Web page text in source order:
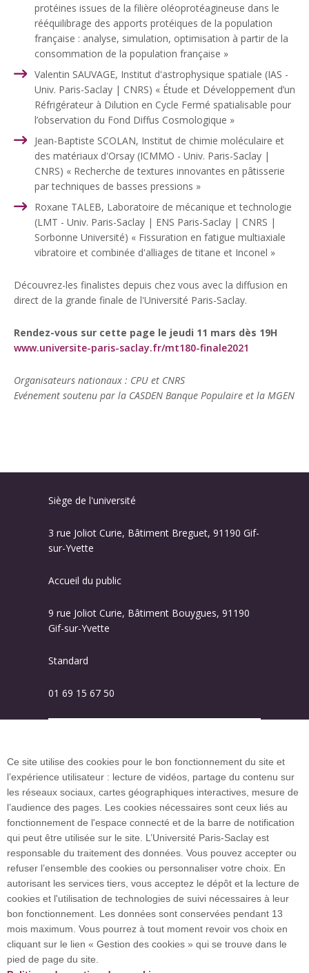
protéines issues de la filière oléoprotéagineuse dans le
rééquilibrage des apports protéiques de la population
française : analyse, simulation, optimisation à partir de la
consommation de la population française »
Valentin SAUVAGE, Institut d'astrophysique spatiale (IAS -
Univ. Paris-Saclay | CNRS) « Étude et Développement d’un
Réfrigérateur à Dilution en Cycle Fermé spatialisable pour
l’observation du Fond Diffus Cosmologique »
Jean-Baptiste SCOLAN, Institut de chimie moléculaire et
des matériaux d'Orsay (ICMMO - Univ. Paris-Saclay |
CNRS) « Recherche de textures innovantes en pâtisserie
par techniques de basses pressions »
Roxane TALEB, Laboratoire de mécanique et technologie
(LMT - Univ. Paris-Saclay | ENS Paris-Saclay | CNRS |
Sorbonne Université) « Fissuration en fatigue multiaxiale
vibratoire et combinée d'alliages de titane et Inconel »
Découvrez-les finalistes depuis chez vous avec la diffusion en
direct de la grande finale de l'Université Paris-Saclay.
Rendez-vous sur cette page le jeudi 11 mars dès 19H
www.universite-paris-saclay.fr/mt180-finale2021
Organisateurs nationaux : CPU et CNRS
Evénement soutenu par la CASDEN Banque Populaire et la MGEN
Siège de l'université
3 rue Joliot Curie, Bâtiment Breguet, 91190 Gif-
sur-Yvette
Accueil du public
9 rue Joliot Curie, Bâtiment Bouygues, 91190
Gif-sur-Yvette
Standard
01 69 15 67 50
Plan du site
Investissement d’avenir (CGI)
Accueil des publics internationaux
L’Université Paris-Saclay coordonne l'Alliance
européenne EUGLOH et est membre des réseaux
européens et internationaux CESAER, EUA, EUF,
Ce site utilise des cookies pour le bon fonctionnement du site et
l’expérience utilisateur : lecture de vidéos, partage du contenu sur
les réseaux sociaux, cartes géographiques interactives, mesure de
l’audience des pages. Les cookies nécessaires sont ceux liés au
fonctionnement de l'espace connecté et de la barre de notification
qui peut être utilisée sur le site. L’Université Paris-Saclay est
responsable du traitement des données. Vous pouvez accepter ou
refuser l’ensemble des cookies ou personnaliser votre choix. En
autorisant les services tiers, vous acceptez le dépôt et la lecture de
cookies et l'utilisation de technologies de suivi nécessaires à leur
bon fonctionnement. Les données sont conservées pendant 13
mois maximum. Vous pourrez à tout moment revoir vos choix en
cliquant sur le lien « Gestion des cookies » qui se trouve dans le
pied de page du site.